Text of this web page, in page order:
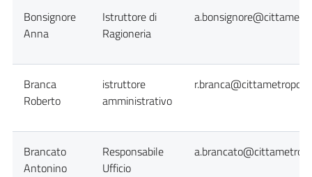
Bonsignore
Anna
Istruttore di
Ragioneria
Branca
Roberto
istruttore
amministrativo
Brancato
Antonino
Responsabile
Ufficio